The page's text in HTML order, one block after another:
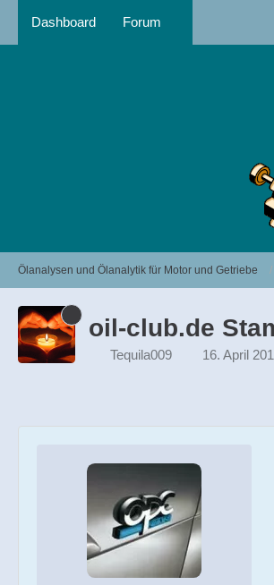
Dashboard Forum
Ölanalysen und Ölanalytik für Motor und Getriebe
oil-club.de
Tequila009 16. April